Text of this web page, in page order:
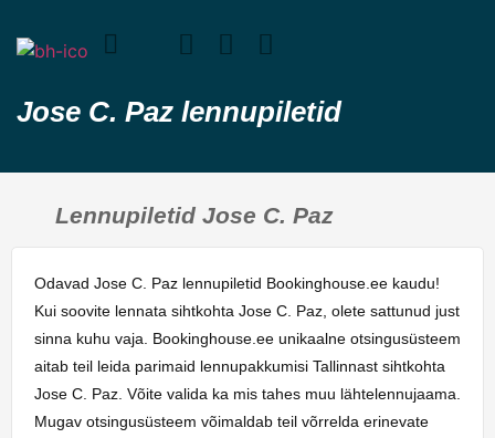
Jose C. Paz lennupiletid
Lennupiletid Jose C. Paz
Odavad Jose C. Paz lennupiletid Bookinghouse.ee kaudu!
Kui soovite lennata sihtkohta Jose C. Paz, olete sattunud just
sinna kuhu vaja. Bookinghouse.ee unikaalne otsingusüsteem
aitab teil leida parimaid lennupakkumisi Tallinnast sihtkohta
Jose C. Paz. Võite valida ka mis tahes muu lähtelennujaama.
Mugav otsingusüsteem võimaldab teil võrrelda erinevate